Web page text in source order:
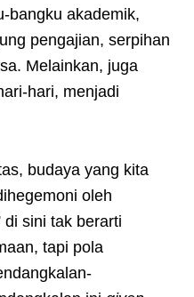
bangku akademik,
pengajian, serpihan
Melainkan, juga
hari, menjadi
budaya yang kita
oleh
di sini tak berarti
tapi pola